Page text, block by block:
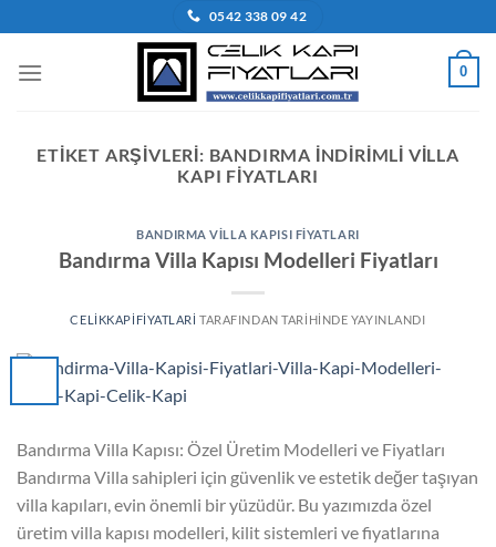
atla
0542 338 09 42
0
ETIKET ARŞIVLERI: BANDIRMA INDIRIMLI VILLA
KAPI FIYATLARI
BANDIRMA VILLA KAPISI FIYATLARI
Bandırma Villa Kapısı Modelleri Fiyatları
CELIKKAPIFIYATLARI TARAFINDAN TARIHINDE YAYINLANDI
Bandırma Villa Kapısı: Özel Üretim Modelleri ve Fiyatları
Bandırma Villa sahipleri için güvenlik ve estetik değer taşıyan
villa kapıları, evin önemli bir yüzüdür. Bu yazımızda özel
üretim villa kapısı modelleri, kilit sistemleri ve fiyatlarına